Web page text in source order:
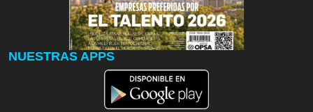
NUESTRAS APPS